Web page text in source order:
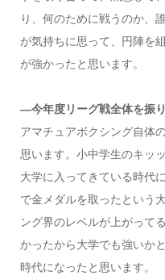
り、何のために戦うのか、
が気持ちに思って、円陣を
が強かったと思います。
―今年度リーグ戦全体を振
アマチュアボクシング自体
思います。小中学生のキッ
大学に入ってきている時代
で金メダルを取ったという
ング界のレベルが上がって
かったから大学でも強いか
時代になったと思います。